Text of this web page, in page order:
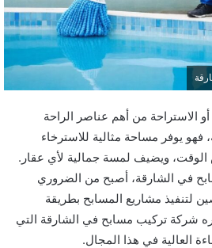
الاستراحة من أهم عناصر الراحة
فهو يوفر مساحة مثالية للاسترخاء
ويضيف لمسة جمالية لأي عقار.
في الشارقة، أصبح من الضروري
لتنفيذ مشاريع المسابح بطريقة
شركة تركيب مسابح في الشارقة التي
العالية في هذا المجال.